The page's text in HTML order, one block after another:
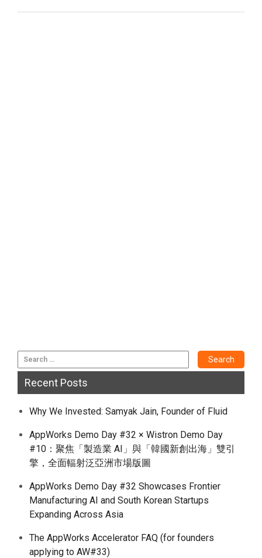
Recent Posts
Why We Invested: Samyak Jain, Founder of Fluid
AppWorks Demo Day #32 × Wistron Demo Day
#10：聚焦「製造業 AI」與「韓國新創出海」雙引
擎，全面輻射泛亞洲市場版圖
AppWorks Demo Day #32 Showcases Frontier
Manufacturing AI and South Korean Startups
Expanding Across Asia
The AppWorks Accelerator FAQ (for founders
applying to AW#33)